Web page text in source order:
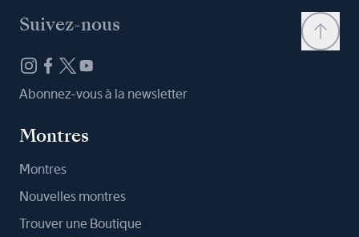
Suivez-nous
Abonnez-vous à la newsletter
Montres
Montres
Nouvelles montres
Trouver une Boutique